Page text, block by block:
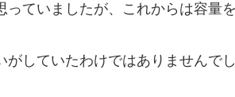
っていましたが、これからは容量
がしていたわけではありませんで